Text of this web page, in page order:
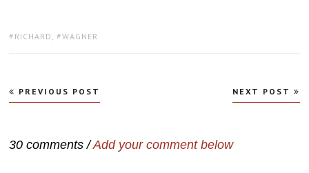
TAGS:
RICHARD , WAGNER
Navegação
de
PREVIOUS POST NEXT POST
30 comments /Add your comment below